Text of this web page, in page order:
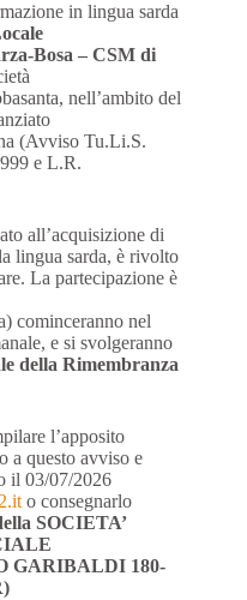
in lingua sarda
Bosa – CSM di
nell’ambito del
(Avviso Tu.Li.S.
e L.R.
all’acquisizione di
lingua sarda, è rivolto
La partecipazione è
cominceranno nel
e si svolgeranno
della Rimembranza
l’apposito
a questo avviso e
il 03/07/2026
o consegnarlo
SOCIETA’
GARIBALDI 180-